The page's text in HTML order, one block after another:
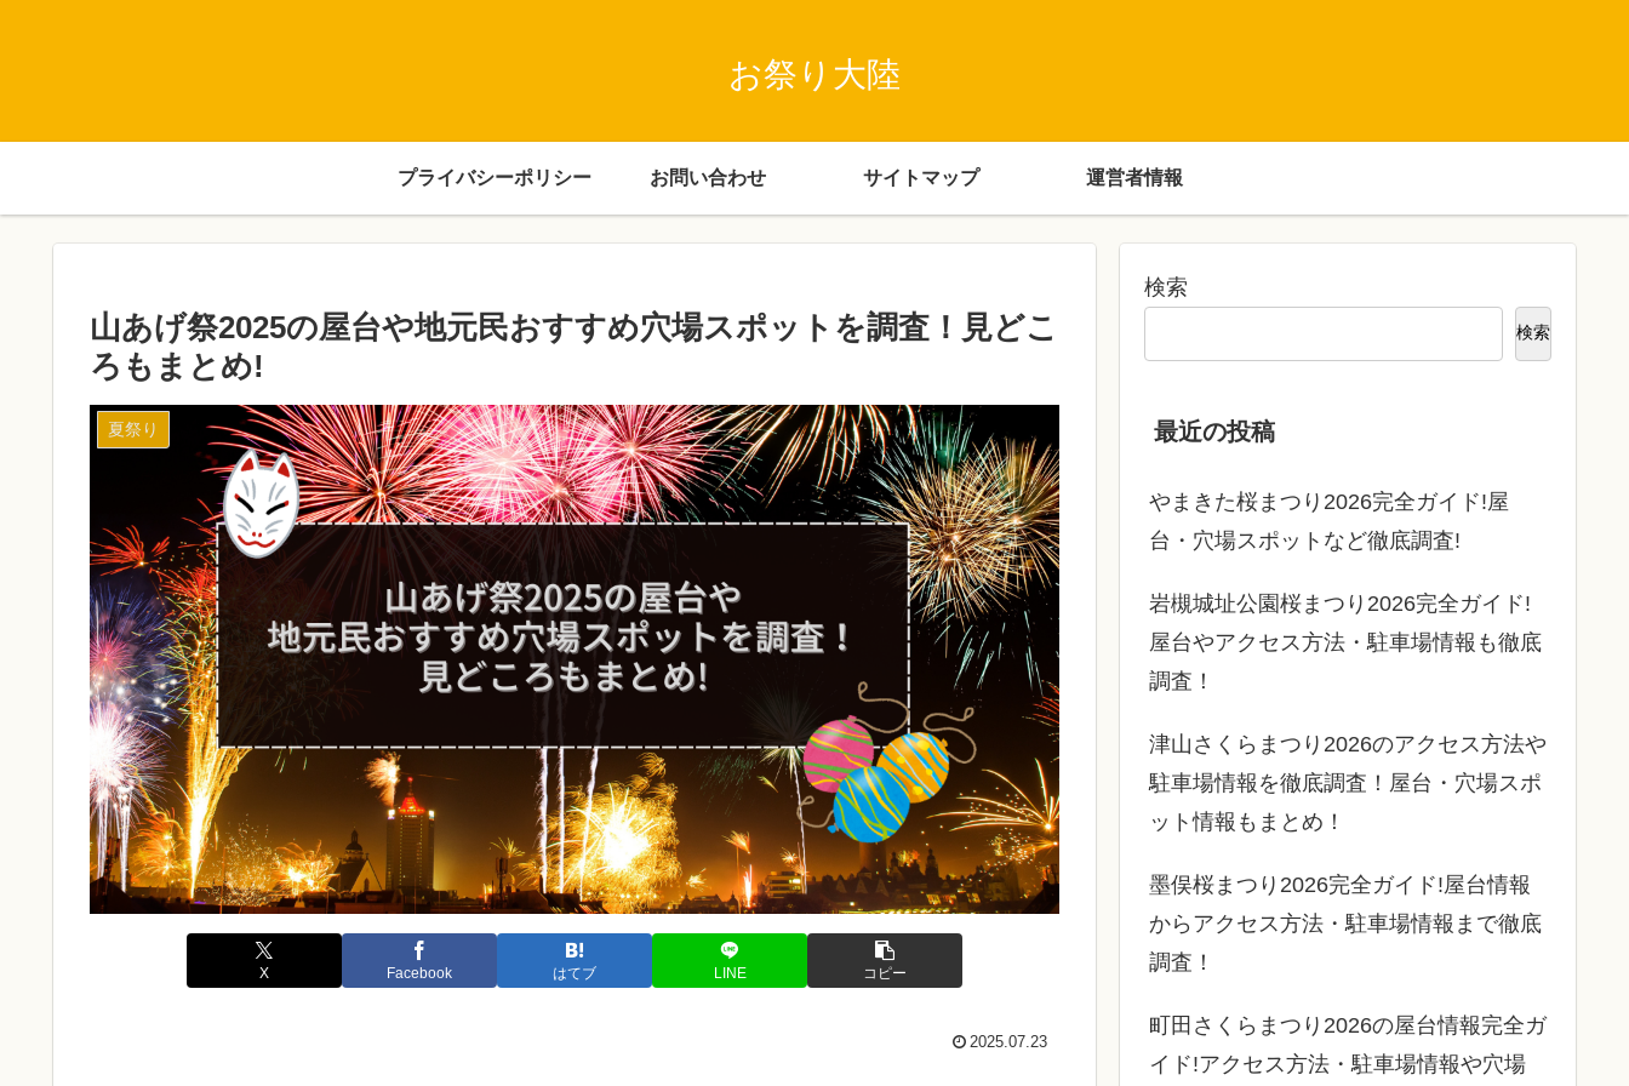
お祭り大陸
プライバシーポリシー お問い合わせ サイトマップ 運営者情報
山あげ祭2025の屋台や地元民おすすめ穴場スポットを調査！見どこ
ろもまとめ!
夏祭り
X Facebook はてブ LINE コピー
2025.07.23
検索
検索
最近の投稿
やまきた桜まつり2026完全ガイド!屋
台・穴場スポットなど徹底調査!
岩槻城址公園桜まつり2026完全ガイド!
屋台やアクセス方法・駐車場情報も徹底
調査！
津山さくらまつり2026のアクセス方法や
駐車場情報を徹底調査！屋台・穴場スポ
ット情報もまとめ！
墨俣桜まつり2026完全ガイド!屋台情報
からアクセス方法・駐車場情報まで徹底
調査！
町田さくらまつり2026の屋台情報完全ガ
イド!アクセス方法・駐車場情報や穴場